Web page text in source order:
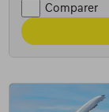
Comparer